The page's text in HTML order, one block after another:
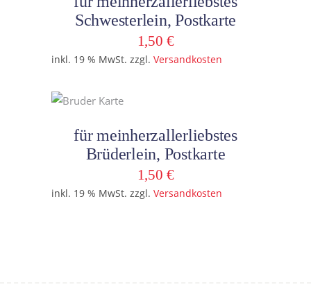
Schwesterlein, Postkarte
1,50 €
inkl. 19 % MwSt. zzgl. Versandkosten
für meinherzallerliebstes
Brüderlein, Postkarte
1,50 €
inkl. 19 % MwSt. zzgl. Versandkosten